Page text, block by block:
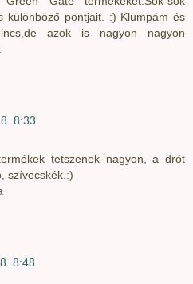
különböző pontjait. :) Klumpám és
azok is nagyon nagyon
8:33
tetszenek nagyon, a drót
szívecskék.:)
8:48